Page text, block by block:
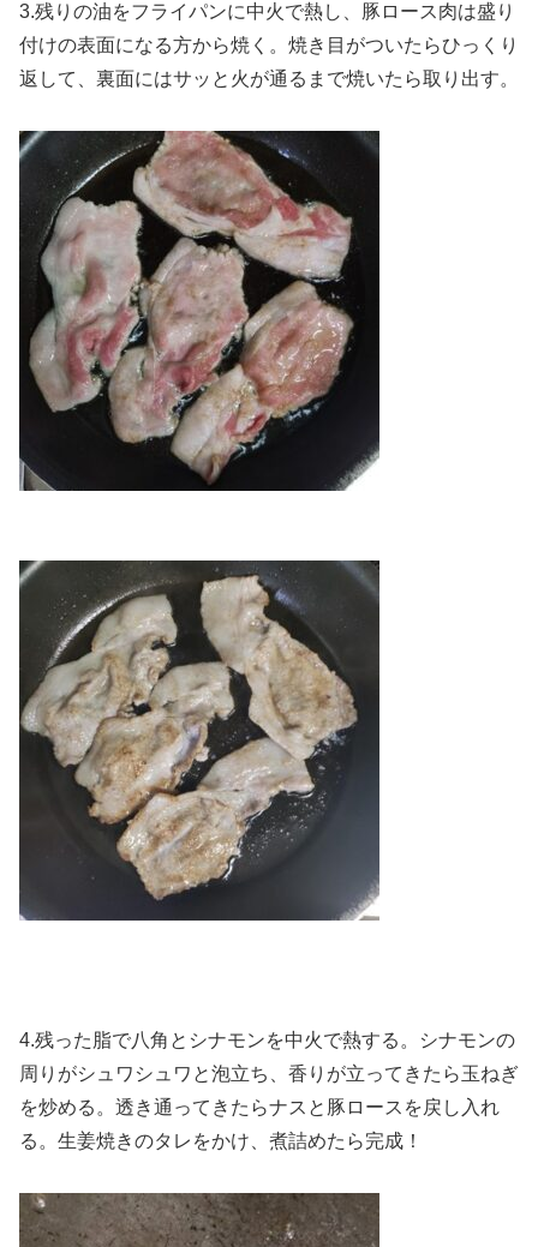
3.残りの油をフライパンに中火で熱し、豚ロース肉は盛り
付けの表面になる方から焼く。焼き目がついたらひっくり
返して、裏面にはサッと火が通るまで焼いたら取り出す。
4.残った脂で八角とシナモンを中火で熱する。シナモンの
周りがシュワシュワと泡立ち、香りが立ってきたら玉ねぎ
を炒める。透き通ってきたらナスと豚ロースを戻し入れ
る。生姜焼きのタレをかけ、煮詰めたら完成！